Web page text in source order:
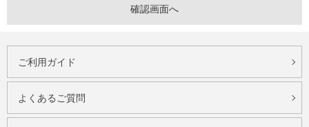
ご利用ガイド
よくあるご質問